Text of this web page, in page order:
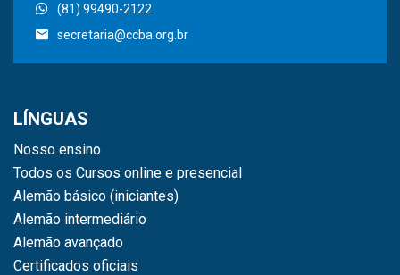
(81) 99490-2122
secretaria@ccba.org.br
LÍNGUAS
Nosso ensino
Todos os Cursos online e presencial
Alemão básico (iniciantes)
Alemão intermediário
Alemão avançado
Certificados oficiais